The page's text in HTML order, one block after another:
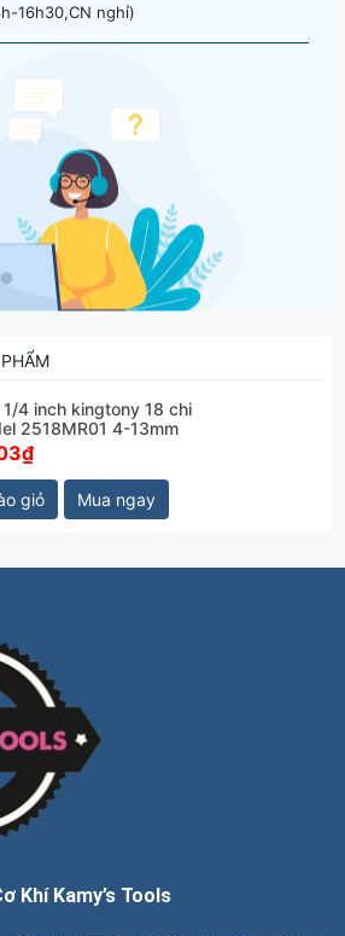
16h30,CN nghỉ)
4 inch kingtony 18 chi
2518MR01 4-13mm
giỏ Mua ngay
Khí Kamy’s Tools